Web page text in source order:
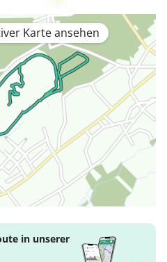
Karte ansehen
in unserer